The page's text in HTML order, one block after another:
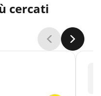
cercati